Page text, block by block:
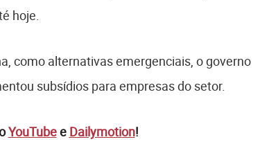
hoje.
como alternativas emergenciais, o governo
subsídios para empresas do setor.
YouTubee Dailymotion!